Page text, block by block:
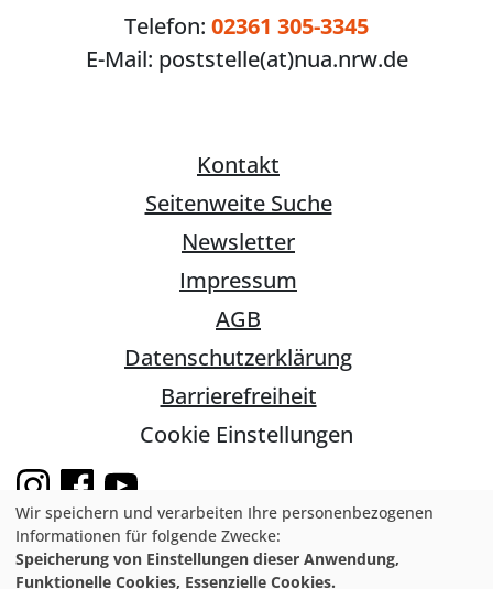
Telefon: 02361 305-3345
E-Mail: poststelle(at)nua.nrw.de
Kontakt
Seitenweite Suche
Newsletter
Impressum
AGB
Datenschutzerklärung
Barrierefreiheit
Cookie Einstellungen
© 2026 Natur- und Umweltschutz-
Wir speichern und verarbeiten Ihre personenbezogenen
Informationen für folgende Zwecke:
Speicherung von Einstellungen dieser Anwendung,
Funktionelle Cookies, Essenzielle Cookies.